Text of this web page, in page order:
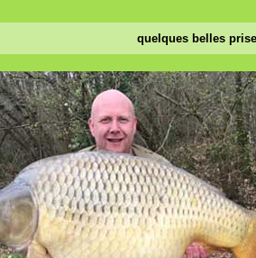
quelques belles